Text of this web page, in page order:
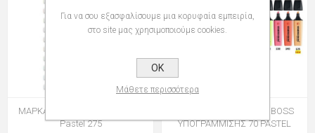
ΜΑΡΚΑΔΟΡΟΙ STABILO SWING
Pastel 275
ΜΑΡΚΑΔΟΡΟΙ STABILO BOSS
ΥΠΟΓΡΑΜΜΙΣΗΣ 70 PASTEL
Για να σου εξασφαλίσουμε μια κορυφαία εμπειρία,
στο site μας χρησιμοποιούμε cookies.
OK
Μάθετε περισσότερα